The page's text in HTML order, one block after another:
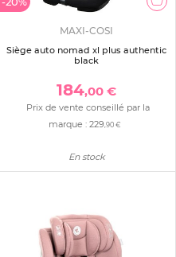
MAXI-COSI
Siège auto nomad xl plus authentic
black
184,00 €
Prix de vente conseillé par la
marque :229,90 €
En stock